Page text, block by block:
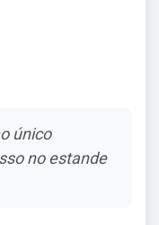
único
no estande